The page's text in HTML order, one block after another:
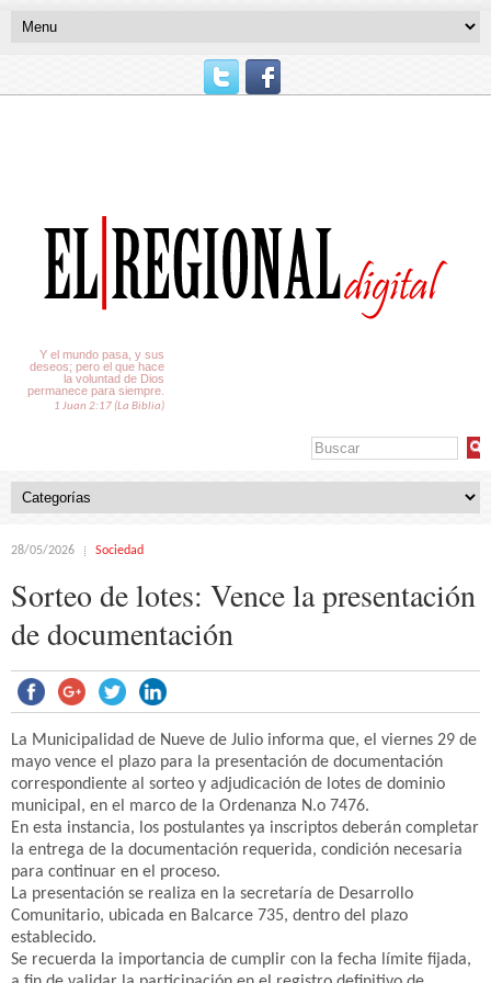
Y el mundo pasa, y sus
deseos; pero el que hace
la voluntad de Dios
permanece para siempre.
1 Juan 2:17 (La Biblia)
28/05/2026 Sociedad
Sorteo de lotes: Vence la presentación
de documentación
La Municipalidad de Nueve de Julio informa que, el viernes 29 de
mayo vence el plazo para la presentación de documentación
correspondiente al sorteo y adjudicación de lotes de dominio
municipal, en el marco de la Ordenanza N.o 7476.
En esta instancia, los postulantes ya inscriptos deberán completar
la entrega de la documentación requerida, condición necesaria
para continuar en el proceso.
La presentación se realiza en la secretaría de Desarrollo
Comunitario, ubicada en Balcarce 735, dentro del plazo
establecido.
Se recuerda la importancia de cumplir con la fecha límite fijada,